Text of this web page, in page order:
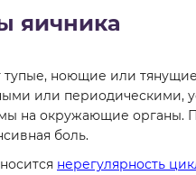
яичника
ноющие или
или
на окружающие органы.
боль.
нерегулярность